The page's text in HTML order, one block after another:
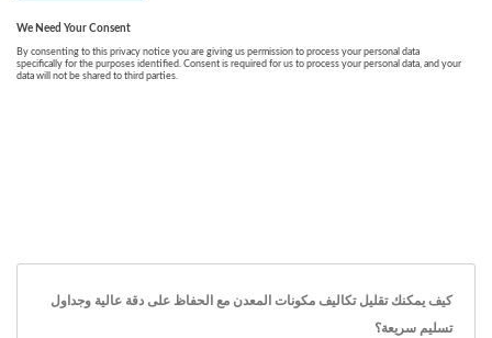
كيف يمكنك تقليل تكاليف مكونات المعدن مع الحفاظ على دقة عالية وجداول
تسليم سريعة؟